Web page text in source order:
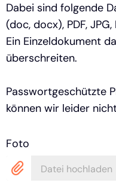
Dabei sind folgende
(doc, docx), PDF, JPG,
Ein Einzeldokument
überschreiten.
Passwortgeschützte
können wir leider
Foto
Datei hochladen